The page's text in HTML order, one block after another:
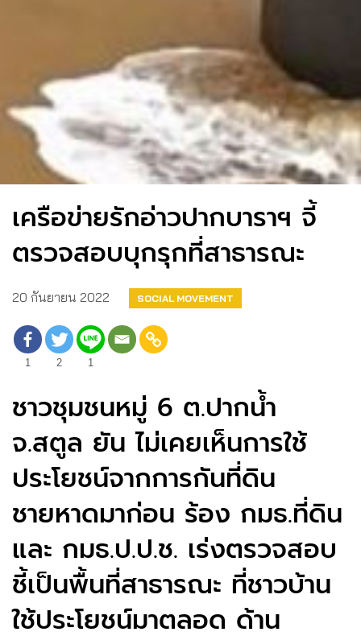
เครือข่ายรักอ่าวปากบาราฯ จี้
ตรวจสอบบุกรุกที่สาธารณะ
20 กันยายน 2022 SOCIAL MOVEMENT
1 2 1
ชาวชุมชนหมู่ 6 ต.ปากน้ำ
จ.สตูล ยัน ไม่เคยเห็นการใช้
ประโยชน์จากการกันที่ดิน
ชายหาดมาก่อน ร้อง กมธ.ที่ดิน
และ กมธ.ป.ป.ช. เร่งตรวจสอบ
ชี้เป็นพื้นที่สาธารณะ ที่ชาวบ้าน
ใช้ประโยชน์มาตลอด ด้าน